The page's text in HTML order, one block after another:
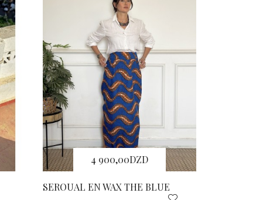
4 900,00DZD
SEROUAL EN WAX THE BLUE